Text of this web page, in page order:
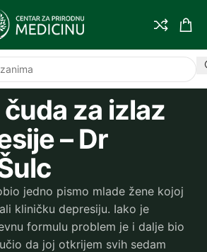
za izlaz
– Dr
jedno pismo mlade žene kojoj
kliničku depresiju. Iako je
formulu problem je i dalje bio
da joj otkrijem svih sedam